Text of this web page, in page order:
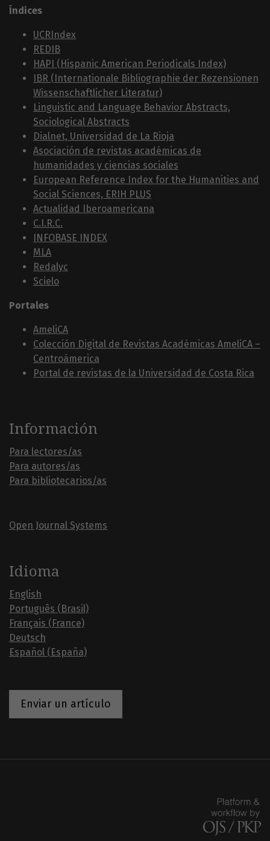
Índices
UCRIndex
REDIB
HAPI (Hispanic American Periodicals Index)
IBR (Internationale Bibliographie der Rezensionen
Wissenschaftlicher Literatur)
Linguistic and Language Behavior Abstracts,
Sociological Abstracts
Dialnet, Universidad de La Rioja
Asociación de revistas académicas de
humanidades y ciencias sociales
European Reference Index for the Humanities and
Social Sciences, ERIH PLUS
Actualidad Iberoamericana
C.I.R.C.
INFOBASE INDEX
MLA
Redalyc
Scielo
Portales
AmeliCA
Colección Digital de Revistas Académicas AmeliCA –
Centroámerica
Portal de revistas de la Universidad de Costa Rica
Información
Para lectores/as
Para autores/as
Para bibliotecarios/as
Open Journal Systems
Idioma
English
Português (Brasil)
Français (France)
Deutsch
Español (España)
Enviar un artículo